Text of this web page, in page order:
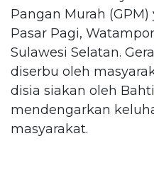
Pangan Murah
Pasar Pagi,
Sulawesi Selatan.
diserbu oleh
disia siakan oleh
mendengarkan
masyarakat.